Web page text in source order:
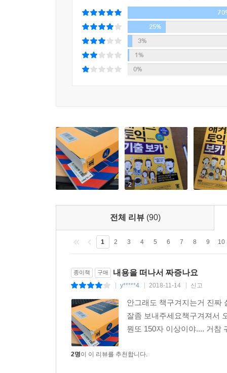
2) 시험에 자주 출제되는 빈출 어구, 혼동하기 쉬
3) 빈출 단어를 신토익 유형의 예문과 함께 수록해
3. 신토익 대비 신토익 필수 이디엄 표현 수록
토익 신유형 (Part 3,4,7) 지문에 대비하는 필수 이
5. 목표 점수대별 필수 단어로 맞춤 학습 가능
'토익완성단어'를 점수대별로 토익기초단어, 800
6. 토익에 자주 나오는 "빈출 핵심단어"로 효율적
1) 빈출 우선 순위 단어를 엄선해 '핵심빈출단어'로
7. 실전 감각을 키우는 풍부한 신토익 실전문제 13
신토익 유형과 동일한 Part 5, 6, 7 실전문제 13회
1) 해커스영어(Hackers.co.kr)
단어암기 프로그램, 단어시험지 자동 생성기, 신
2) 해커스인강(HackersIngang.com)
단어암기 어플, 신토익 대비 필수 이디엄 표현
토익 베스트셀러 1위 : 교보문고 TOEIC/TOEFL
25%
3%
1%
0%
2
전체 리뷰 (90)
1 2 3 4 5 6 7 8 9 10
종이책 구매 내용을 떠나서 짜증나요
y*****4 2018-11-14 신고
안그래도 책구겨지는거 진짜
잘좀 보내주세요책구겨져서
뭔또 150자 이상이야.... 거참
2명이 이 리뷰를 추천합니다.